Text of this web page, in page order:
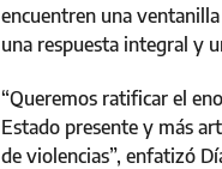
encuentren una
una respuesta integral y
“Queremos ratificar el
Estado presente y más
de violencias”, enfatizó